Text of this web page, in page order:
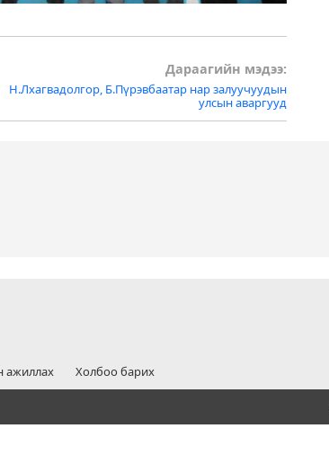
Дараагийн мэдээ:
Н.Лхагвадолгор, Б.Пүрэвбаатар нар залуучуудын
улсын аваргууд
ажиллах Холбоо барих